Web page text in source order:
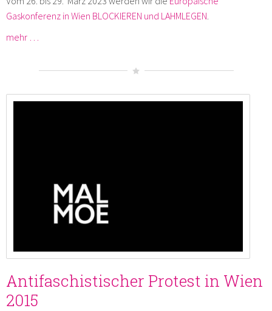
Gaskonferenz in Wien BLOCKIEREN und LAHMLEGEN
mehr …
Antifaschistischer Protest in Wien
2015